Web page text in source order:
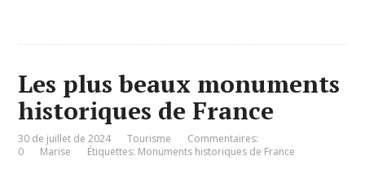
Les plus beaux monuments
historiques de France
30 de juillet de 2024 Tourisme
Commentaires:
0
Marise Étiquettes: Monuments historiques de France